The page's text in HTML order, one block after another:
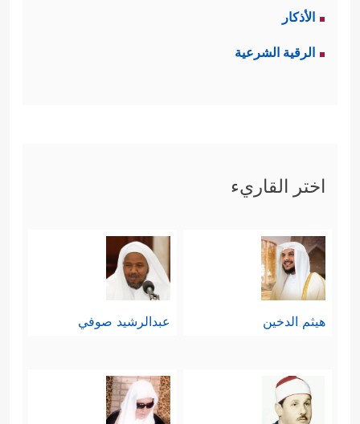
الأذكار
الرقية الشرعية
اختر القاريء
هيثم الدخين عبدالرشيد صوفي